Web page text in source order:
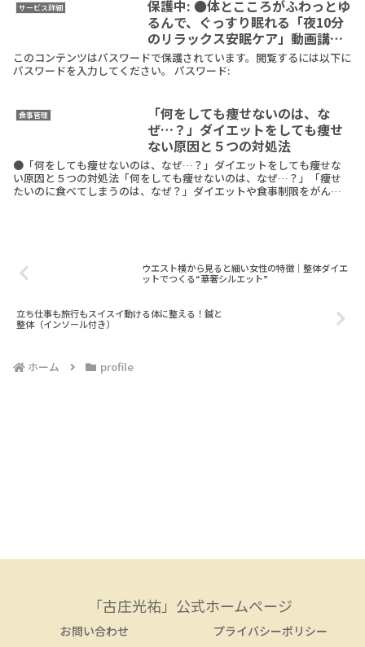
サービス詳細
保護中: ●体とこころがふわっとゆ
るんで、ぐっすり眠れる「夜10分
のリラックス安眠ケア」動画講座
（メルマガ読者さん特別価格販
売）
このコンテンツはパスワードで保護されています。閲覧するには以下に
パスワードを入力してください。 パスワード:
食事管理
「何をしても痩せないのは、な
ぜ…？」ダイエットをしても痩せ
ない原因と５つの対処法
●「何をしても痩せないのは、なぜ…？」ダイエットをしても痩せな
い原因と５つの対処法「何をしても痩せないのは、なぜ…？」「痩せ
たいのに食べてしまうのは、なぜ？」ダイエットや食事制限をがんば
ウエスト横から見ると細い女性の特徴｜整体ダイエ
ットでつくる“華奢シルエット”
立ち仕事も旅行もスイスイ動ける体に整える！鍼と
整体（インソール付き）
ホーム profile
「古庄光祐」公式ホームページ
お問い合わせ
プライバシーポリシー